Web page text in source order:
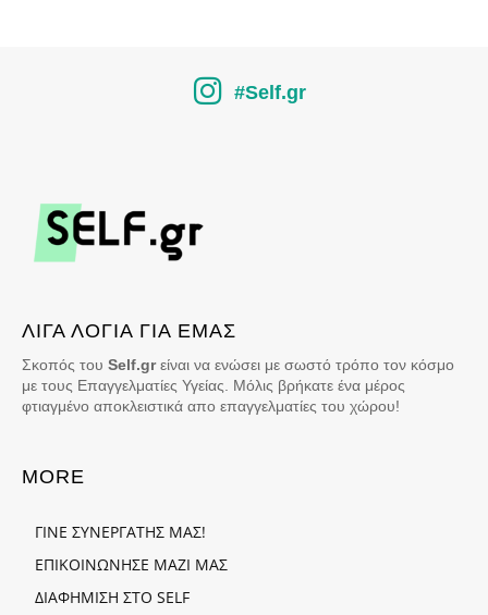
#Self.gr
ΛΙΓΑ ΛΟΓΙΑ ΓΙΑ ΕΜΑΣ
Σκοπός του Self.grείναι να ενώσει με σωστό τρόπο τον κόσμο
με τους Επαγγελματίες Υγείας. Μόλις βρήκατε ένα μέρος
φτιαγμένο αποκλειστικά απο επαγγελματίες του χώρου!
MORE
ΓΙΝΕ ΣΥΝΕΡΓΑΤΗΣ ΜΑΣ!
ΕΠΙΚΟΙΝΩΝΗΣΕ ΜΑΖΙ ΜΑΣ
ΔΙΑΦΗΜΙΣΗ ΣΤΟ SELF